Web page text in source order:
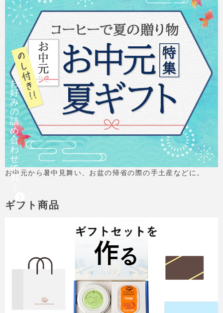
お中元から暑中見舞い、お盆の帰省の際の手土産などに。
ギフト商品
お
好
み
の
詰
め
合
わ
せ
で
買